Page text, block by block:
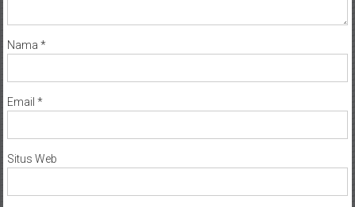
Nama *
Email *
Situs Web